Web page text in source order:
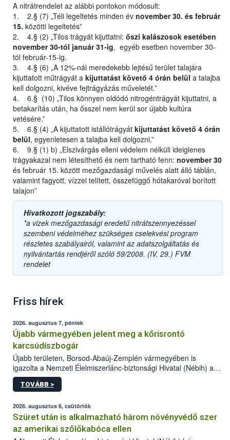
A nitrátrendelet az alábbi pontokon módosult:
1. 2.§ (7) „Téli legeltetés minden év november 30. és február
15. közötti legeltetés”
2. 4.§ (2) „Tilos trágyát kijuttatni: őszi kalászosok esetében
november 30-tól január 31-ig, egyéb esetben november 30-
tól február-15-ig.
3. 4.§ (6) „A 12%-nál meredekebb lejtésű terület talajára
kijuttatott műtrágyát a kijuttatást követő 4 órán belül a talajba
kell dolgozni, kivéve fejtrágyázás műveletét.”
4. 6.§ (10) „Tilos könnyen oldódó nitrogéntrágyát kijuttatni, a
betakarítás után, ha ősszel nem kerül sor újabb kultúra
vetésére.”
5. 6.§ (4) „A kijuttatott istállótrágyát kijuttatást követő 4 órán
belül, egyenletesen a talajba kell dolgozni.”
6. 9.§ (1) b) „Elszivárgás elleni védelem nélküli ideiglenes
trágyakazal nem létesíthető és nem tartható fenn: november 30
és február 15. között mezőgazdasági művelés alatt álló táblán,
valamint fagyott, vízzel telített, összefüggő hótakaróval borított
talajon”
Hivatkozott jogszabály:
*a vizek mezőgazdasági eredetű nitrátszennyezéssel
szembeni védelméhez szükséges cselekvési program
részletes szabályairól, valamint az adatszolgáltatás és
nyilvántartás rendjéről szóló 59/2008. (IV. 29.) FVM
rendelet
Friss hírek
2026. augusztus 7, péntek
Újabb vármegyében jelent meg a kőrisrontó
karcsúdíszbogár
Újabb területen, Borsod-Abaúj-Zemplén vármegyében is
igazolta a Nemzeti Élelmiszerlánc-biztonsági Hivatal (Nébih) a
kőrisrontó karcsúdíszbogár (Agrilus planipennis) jelenlétét. A
kártevőt nem csak színcsapdában találták meg, de már fertőzött
az intenzív felderítést, emellett az intézkedéseket a szlovák
hatósággal is összehangolják a terjedés megállítása érdekében.
TOVÁBB >
2026. augusztus 6, csütörtök
Szüret után is alkalmazható három növényvédő szer
az amerikai szőlőkabóca ellen